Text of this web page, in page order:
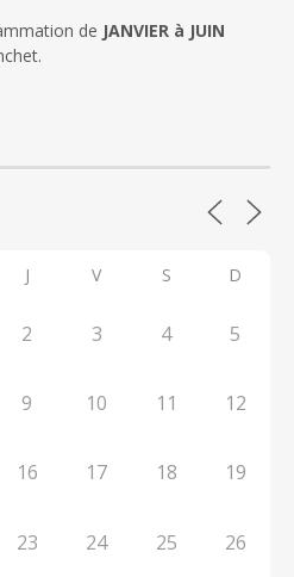
de JANVIER à JUIN
J V S D
2 3 4 5
9 10 11 12
16 17 18 19
23 24 25 26